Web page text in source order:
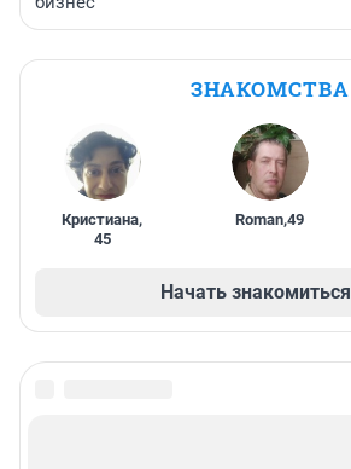
ЗНАКОМСТВА
Кристиана,
45
Roman,49
Начать знакомиться